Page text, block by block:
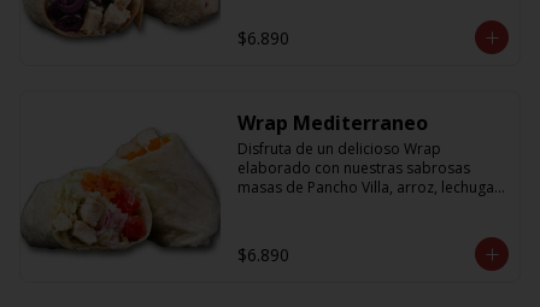
salsa en base a lactonesa
$6.890
Wrap Mediterraneo
Disfruta de un delicioso Wrap
elaborado con nuestras sabrosas
masas de Pancho Villa, arroz, lechuga
plancha acompañado de una salsa en
base a lactonesa
$6.890